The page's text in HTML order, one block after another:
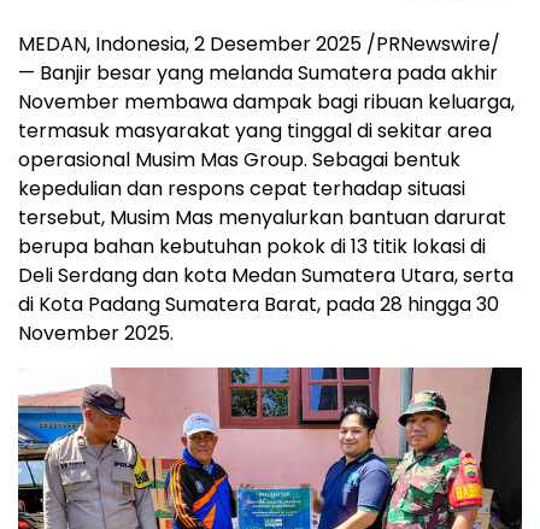
MEDAN, Indonesia, 2 Desember 2025 /PRNewswire/
— Banjir besar yang melanda Sumatera pada akhir
November membawa dampak bagi ribuan keluarga,
termasuk masyarakat yang tinggal di sekitar area
operasional Musim Mas Group. Sebagai bentuk
kepedulian dan respons cepat terhadap situasi
tersebut, Musim Mas menyalurkan bantuan darurat
berupa bahan kebutuhan pokok di 13 titik lokasi di
Deli Serdang dan kota Medan Sumatera Utara, serta
di Kota Padang Sumatera Barat, pada 28 hingga30
November 2025.